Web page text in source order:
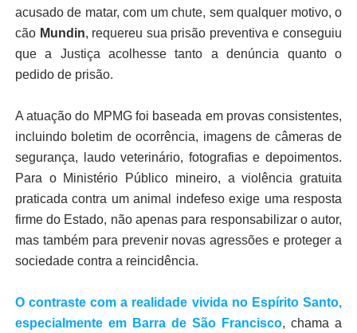
acusado de matar, com um chute, sem qualquer motivo, o
cão Mundin, requereu sua prisão preventiva e conseguiu
que a Justiça acolhesse tanto a denúncia quanto o
pedido de prisão.
A atuação do MPMG foi baseada em provas consistentes,
incluindo boletim de ocorrência, imagens de câmeras de
segurança, laudo veterinário, fotografias e depoimentos.
Para o Ministério Público mineiro, a violência gratuita
praticada contra um animal indefeso exige uma resposta
firme do Estado, não apenas para responsabilizar o autor,
mas também para prevenir novas agressões e proteger a
sociedade contra a reincidência.
O contraste com a realidade vivida no Espírito Santo,
especialmente em Barra de São Francisco, chama a